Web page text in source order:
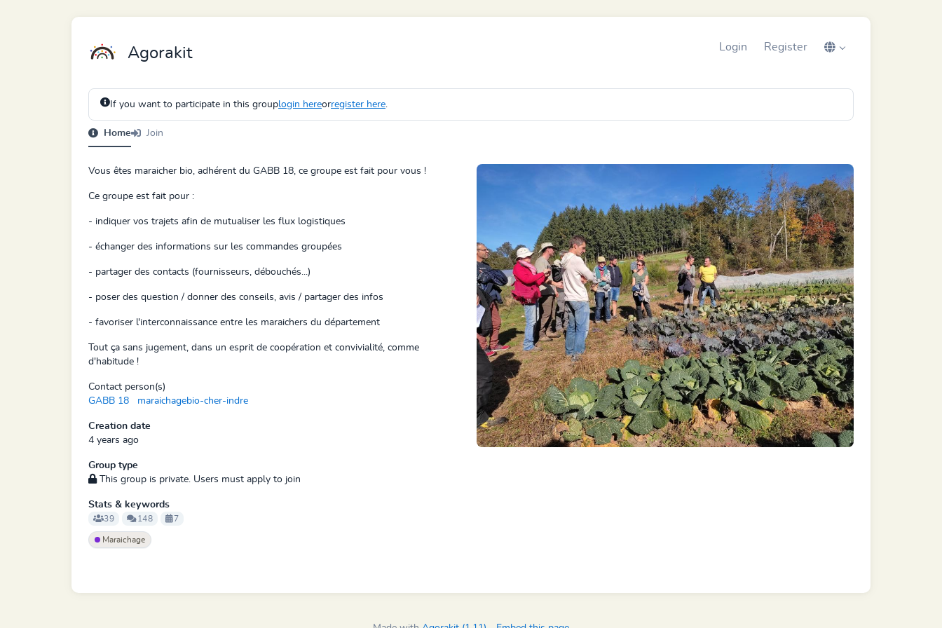
Agorakit Login Register
If you want to participate in this grouplogin hereorregister here.
Home Join
Vous êtes maraicher bio, adhérent du GABB 18, ce groupe est fait pour vous !
Ce groupe est fait pour :
- indiquer vos trajets afin de mutualiser les flux logistiques
- échanger des informations sur les commandes groupées
- partager des contacts (fournisseurs, débouchés...)
- poser des question / donner des conseils, avis / partager des infos
- favoriser l'interconnaissance entre les maraichers du département
Tout ça sans jugement, dans un esprit de coopération et convivialité, comme
d'habitude !
Contact person(s)
GABB 18
maraichagebio-cher-indre
Creation date
4 years ago
Group type
This group is private. Users must apply to join
Stats & keywords
39 148 7
Maraichage